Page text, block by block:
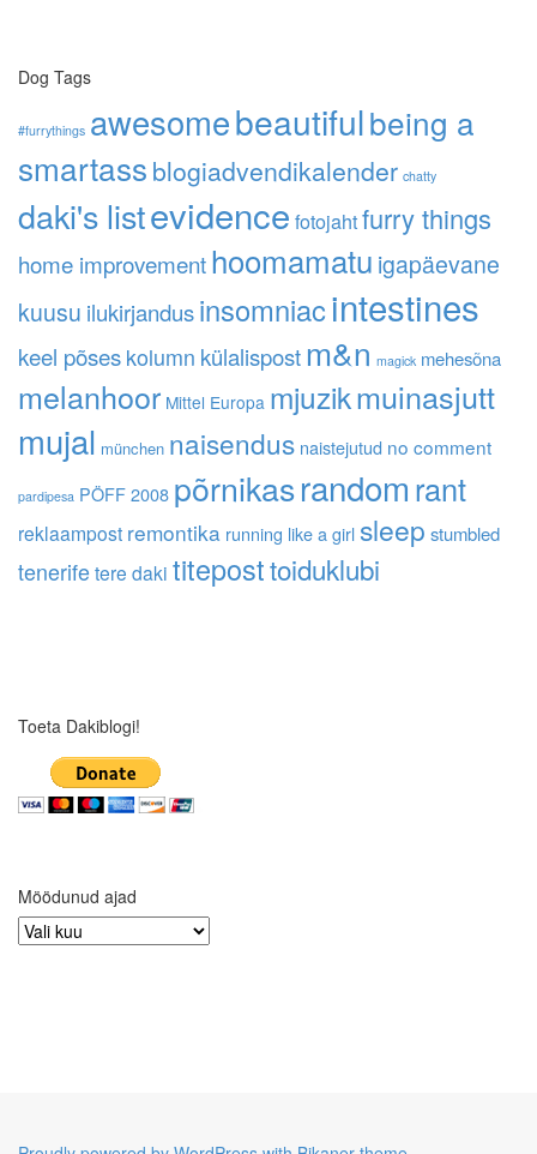
Dog Tags
#furrythings awesomebeautifulbeing a
smartass blogiadvendikalender chatty
daki's listevidence fotojahtfurry things
home improvementhoomamatu igapäevane
kuusu ilukirjandusinsomniacintestines
keel põseskolumn külalispost m&n magick mehesõna
melanhoor Mittel Europa mjuzikmuinasjutt
mujal münchen naisendus naistejutud no comment
pardipesa PÖFF 2008 põrnikasrandomrant
reklaampost remontika running like a girlsleep stumbled
tenerifetere daki titeposttoiduklubi
Toeta Dakiblogi!
Möödunud ajad
Möödunud
ajad